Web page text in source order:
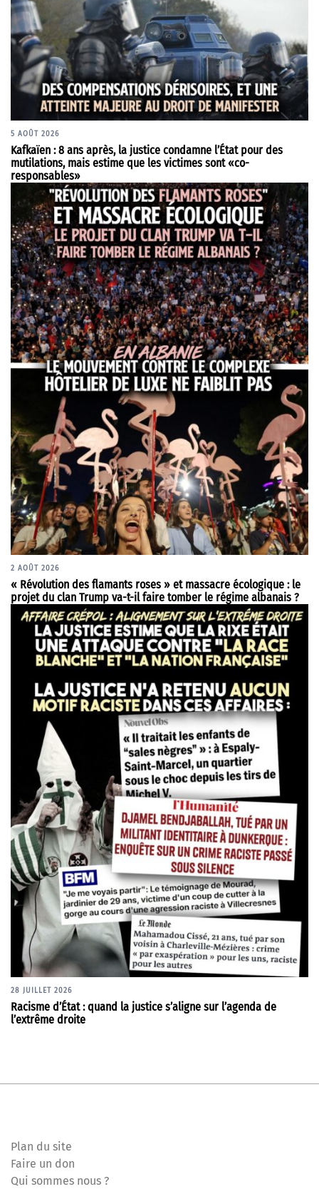
5 AOÛT 2026
Kafkaïen : 8 ans après, la justice condamne l’État pour des
mutilations, mais estime que les victimes sont «co-
responsables»
2 AOÛT 2026
« Révolution des flamants roses » et massacre écologique : le
projet du clan Trump va-t-il faire tomber le régime albanais ?
28 JUILLET 2026
Racisme d’État : quand la justice s’aligne sur l’agenda de
l’extrême droite
Plan du site
Faire un don
Qui sommes nous ?